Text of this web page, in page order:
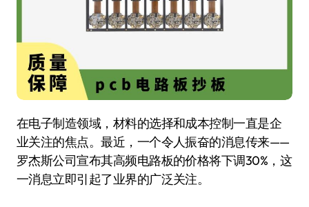
在电子制造领域，材料的选择和成本控制一直是企
业关注的焦点。最近，一个令人振奋的消息传来——
罗杰斯公司宣布其高频电路板的价格将下调30%，这
一消息立即引起了业界的广泛关注。